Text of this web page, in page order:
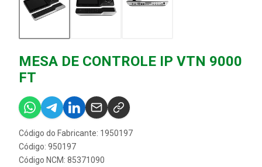
MESA DE CONTROLE IP VTN 9000
FT
Código do Fabricante: 1950197
Código: 950197
Código NCM: 85371090